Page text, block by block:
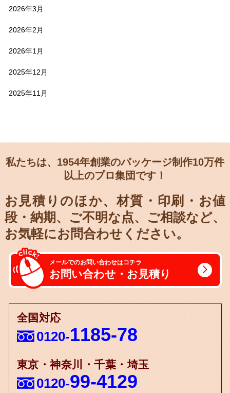
2026年3月
2026年2月
2026年1月
2025年12月
2025年11月
私たちは、1954年創業のパッケージ制作10万件
以上のプロ集団です！
お見積りのほか、材質・印刷・お値
段・納期、
ご不明な点、ご相談など、
お気軽にお問合わせください。
メールでのお問い合わせはコチラ
お問い合わせ・お見積り
全国対応
0120-1185-78
東京・神奈川・千葉・埼玉
0120-99-4129